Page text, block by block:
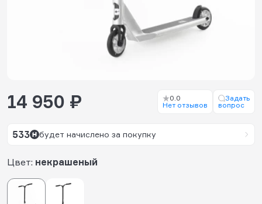
Цвет: некрашеный
14 950 ₽
0.0
Нет отзывов
Задать
вопрос
533 будет начислено за покупку